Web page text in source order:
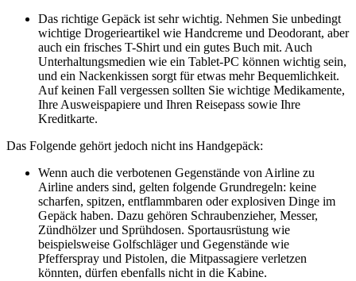
Das richtige Gepäck ist sehr wichtig. Nehmen Sie unbedingt
wichtige Drogerieartikel wie Handcreme und Deodorant, aber
auch ein frisches T-Shirt und ein gutes Buch mit. Auch
Unterhaltungsmedien wie ein Tablet-PC können wichtig sein,
und ein Nackenkissen sorgt für etwas mehr Bequemlichkeit.
Auf keinen Fall vergessen sollten Sie wichtige Medikamente,
Ihre Ausweispapiere und Ihren Reisepass sowie Ihre
Kreditkarte.
Das Folgende gehört jedoch nicht ins Handgepäck:
Wenn auch die verbotenen Gegenstände von Airline zu
Airline anders sind, gelten folgende Grundregeln: keine
scharfen, spitzen, entflammbaren oder explosiven Dinge im
Gepäck haben. Dazu gehören Schraubenzieher, Messer,
Zündhölzer und Sprühdosen. Sportausrüstung wie
beispielsweise Golfschläger und Gegenstände wie
Pfefferspray und Pistolen, die Mitpassagiere verletzen
könnten, dürfen ebenfalls nicht in die Kabine.